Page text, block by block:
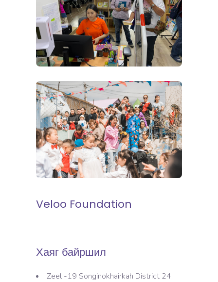
Veloo Foundation
Хаяг байршил
Zeel -19 Songinokhairkah District 24,